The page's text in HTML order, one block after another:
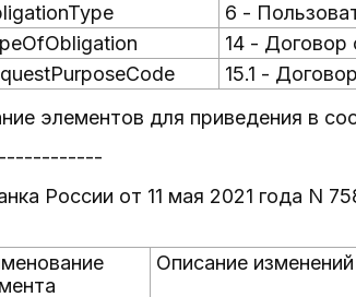
6 -
14 - Договор
15.1 -
элементов для приведения в
России от 11 мая 2021 года N
Описание изменений